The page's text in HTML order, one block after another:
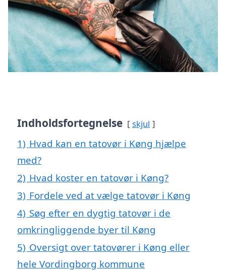
Indholdsfortegnelse skjul
1) Hvad kan en tatovør i Køng hjælpe
med?
2) Hvad koster en tatovør i Køng?
3) Fordele ved at vælge tatovør i Køng
4) Søg efter en dygtig tatovør i de
omkringliggende byer til Køng
5) Oversigt over tatovører i Køng eller
hele Vordingborg kommune